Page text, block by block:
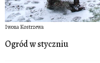
Iwona Kostrzewa
Ogród w styczniu